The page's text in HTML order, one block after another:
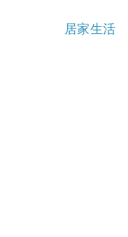
居家生活